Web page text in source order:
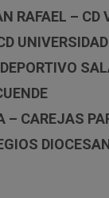
RAFAEL – CD
– CAREJAS